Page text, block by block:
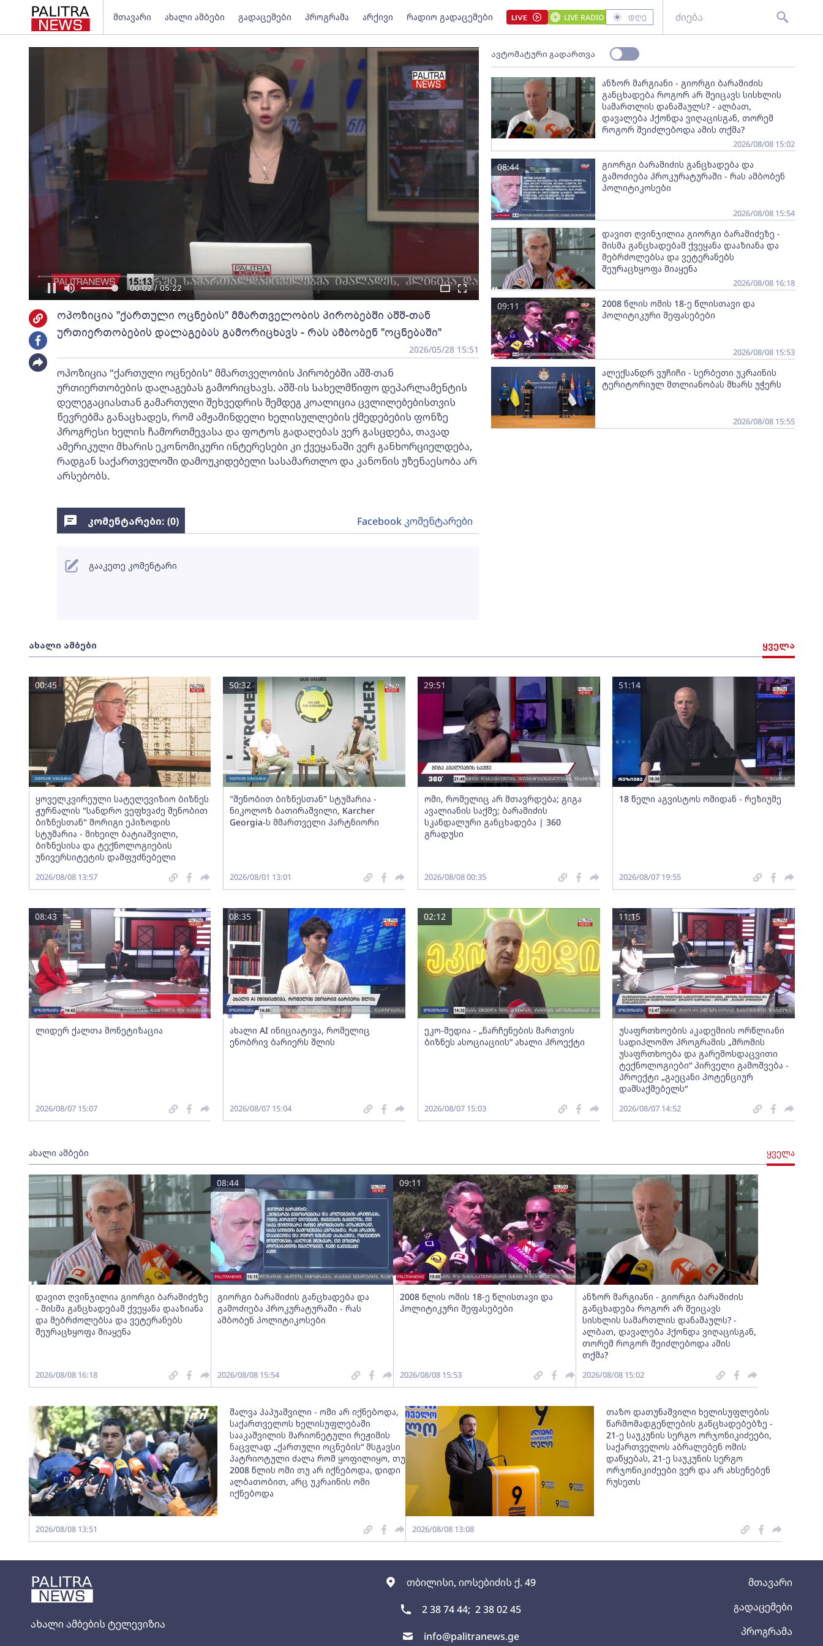
მთავარი ახალი ამბები გადაცემები პროგრამა არქივი რადიო გადაცემები LIVE LIVE RADIO დღე
ახალი ამბების ტელევიზია
თბილისი, იოსებიძის ქ. 49
2 38 74 44; 2 38 02 45
info@palitranews.ge
მთავარი
გადაცემები
პროგრამა
00:02 / 05:22
ოპოზიცია "ქართული ოცნების" მმართველობის პირობებში აშშ-თან
ურთიერთობების დალაგებას გამორიცხავს - რას ამბობენ "ოცნებაში"
2026/05/28 15:51
ოპოზიცია "ქართული ოცნების" მმართველობის პირობებში აშშ-თან
ურთიერთობების დალაგებას გამორიცხავს. აშშ-ის სახელმწიფო დეპარლამენტის
დელეგაციასთან გამართული შეხვედრის შემდეგ კოალიცია ცვლილებებისთვის
წევრებმა განაცხადეს, რომ ამჟამინდელი ხელისულლების ქმედებების ფონზე
პროგრესი ხელის ჩამორთმევასა და ფოტოს გადაღებას ვერ გასცდება, თავად
ამერიკული მხარის ეკონომიკური ინტერესები კი ქვეყანაში ვერ განხორციელდება,
რადგან საქართველოში დამოუკიდებელი სასამართლო და კანონის უზენაესობა არ
არსებობს.
ავტომატური გადართვა
ანზორ მარგიანი - გიორგი ბარამიძის
განცხადება როგორ არ შეიცავს სისხლის
სამართლის დანაშაულს? - ალბათ,
დავალება ჰქონდა ვიღაცისგან, თორემ
როგორ შეიძლებოდა ამის თქმა?
2026/08/08 15:02
გიორგი ბარამიძის განცხადება და
გამოძიება პროკურატურაში - რას ამბობენ
პოლიტიკოსები
08:44
2026/08/08 15:54
დავით ღვინჯილია გიორგი ბარამიძეზე -
მისმა განცხადებამ ქვეყანა დააზიანა და
მებრძოლებსა და ვეტერანებს
შეურაცხყოფა მიაყენა
2026/08/08 16:18
2008 წლის ომის 18-ე წლისთავი და
პოლიტიკური შეფასებები
09:11
2026/08/08 15:53
ალექსანდრ ვუჩიჩი - სერბეთი უკრაინის
ტერიტორიულ მთლიანობას მხარს უჭერს
2026/08/08 15:55
ახალი ამბები ყველა
ყოველკვირეული სატელევიზიო ბიზნეს
ჟურნალის "სანდრო ვეფხვაძე შენობით
ბიზნესთან" მორიგი ეპიზოდის
სტუმარია - მიხეილ ბატიაშვილი,
ბიზნესისა და ტექნოლოგიების
უნივერსიტეტის დამფუძნებელი
00:45
2026/08/08 13:57
"შენობით ბიზნესთან" სტუმარია -
ნიკოლოზ ბათირაშვილი, Karcher
Georgia-ს მმართველი პარტნიორი
50:32
2026/08/01 13:01
ომი, რომელიც არ მთავრდება; გიგა
ავალიანის საქმე; ბარამიძის
სკანდალური განცხადება | 360
გრადუსი
29:51
2026/08/08 00:35
18 წელი აგვისტოს ომიდან - რეზიუმე
51:14
2026/08/07 19:55
ლიდერ ქალთა მონეტიზაცია
08:43
2026/08/07 15:07
ახალი AI ინიციატივა, რომელიც
ენობრივ ბარიერს შლის
08:35
2026/08/07 15:04
ეკო-მედია - „ნარჩენების მართვის
ბიზნეს ასოციაციის” ახალი პროექტი
02:12
2026/08/07 15:03
უსაფრთხოების აკადემიის ორწლიანი
სადიპლომო პროგრამის „შრომის
უსაფრთხოება და გარემოსდაცვითი
ტექნოლოგიები“ პირველი გამოშვება -
პროექტი „გაეცანი პოტენციურ
დამსაქმებელს“
11:15
2026/08/07 14:52
ახალი ამბები ყველა
დავით ღვინჯილია გიორგი ბარამიძეზე
- მისმა განცხადებამ ქვეყანა დააზიანა
და მებრძოლებსა და ვეტერანებს
შეურაცხყოფა მიაყენა
2026/08/08 16:18
გიორგი ბარამიძის განცხადება და
გამოძიება პროკურატურაში - რას
ამბობენ პოლიტიკოსები
08:44
2026/08/08 15:54
2008 წლის ომის 18-ე წლისთავი და
პოლიტიკური შეფასებები
09:11
2026/08/08 15:53
ანზორ მარგიანი - გიორგი ბარამიძის
განცხადება როგორ არ შეიცავს
სისხლის სამართლის დანაშაულს? -
ალბათ, დავალება ჰქონდა ვიღაცისგან,
თორემ როგორ შეიძლებოდა ამის
თქმა?
2026/08/08 15:02
შალვა პაპუაშვილი - ომი არ იქნებოდა,
საქართველოს ხელისუფლებაში
სააკაშვილის მარიონეტული რეჟიმის
ნაცვლად „ქართული ოცნების“ მსგავსი
პატრიოტული ძალა რომ ყოფილიყო, თუ
2008 წლის ომი თუ არ იქნებოდა, დიდი
ალბათობით, არც უკრაინის ომი
იქნებოდა
2026/08/08 13:51
თაზო დათუნაშვილი ხელისუფლების
წარმომადგენლების განცხადებებზე -
21-ე საუკუნის სერგო ორჯონიკიძეები,
საქართველოს აბრალებენ ომის
დაწყებას, 21-ე საუკუნის სერგო
ორჯონიკიძეები ვერ და არ ახსენებენ
რუსეთს
2026/08/08 13:08
კომენტარები: (0) Facebook კომენტარები
გააკეთე კომენტარი